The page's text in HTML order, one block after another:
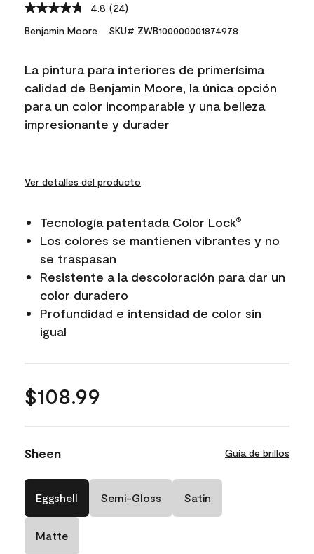
4.8 Read
24
Reviews.
link.
(24)
Benjamin Moore SKU# ZWB100000001874978
La pintura para interiores de primerísima
calidad de Benjamin Moore, la única opción
para un color incomparable y una belleza
impresionante y durader
Ver detalles del producto
Tecnología patentada Color Lock®
Los colores se mantienen vibrantes y no
se traspasan
Resistente a la descoloración para dar un
color duradero
Profundidad e intensidad de color sin
igual
$108.99
Sheen Guía de brillos
Eggshell Semi-Gloss Satin
Matte